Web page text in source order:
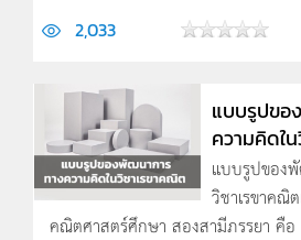
2,033
แบบรูปขอ
ความคิดใ
แบบรูปของ
วิชาเรขาคณิ
คณิตศาสตร์ศึกษา สองสามีภรรยา คือ